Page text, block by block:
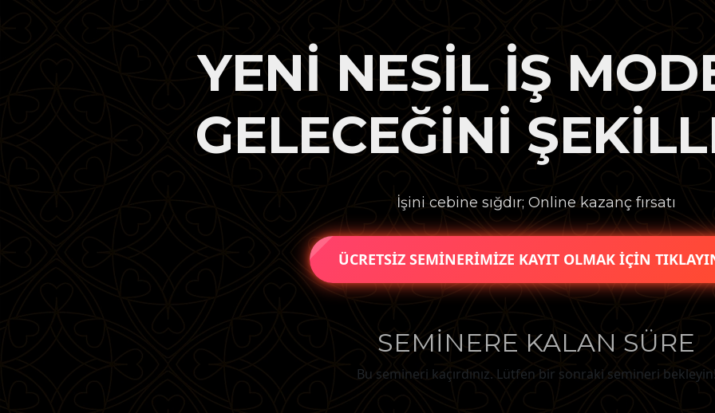
YENİ NESİL İŞ
GELECEĞİNİ
İşini cebine sığdır; Online kazanç fırsatı
ÜCRETSİZ SEMİNERİMİZE KAYIT OLMAK İÇİN
SEMİNERE KALAN SÜRE
Bu semineri kaçırdınız. Lütfen bir sonraki semineri